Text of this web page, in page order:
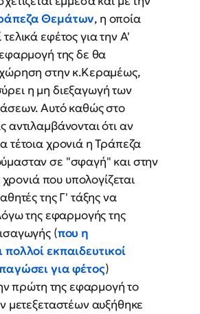
Θεμάτων, η οποία
εφέτος για την Α'
της δε θα
στην κ.Κεραμέως,
η μη διεξαγωγή των
Αυτό καθώς στο
αντιλαμβάνονται ότι αν
τέτοια χρονιά η Τράπεζα
σε "σφαγή" και στην
που υπολογίζεται
της Γ' τάξης να
της εφαρμογής της
(που η
εκπαιδευτικοί
για φέτος)
πρώτη της εφαρμογή το
μετεξεταστέων αυξήθηκε